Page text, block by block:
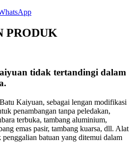
PRODUK
tidak tertandingi dalam
Kaiyuan, sebagai lengan modifikasi
penambangan tanpa peledakan,
terbuka, tambang aluminium,
emas pasir, tambang kuarsa, dll. Alat
batuan yang ditemui dalam